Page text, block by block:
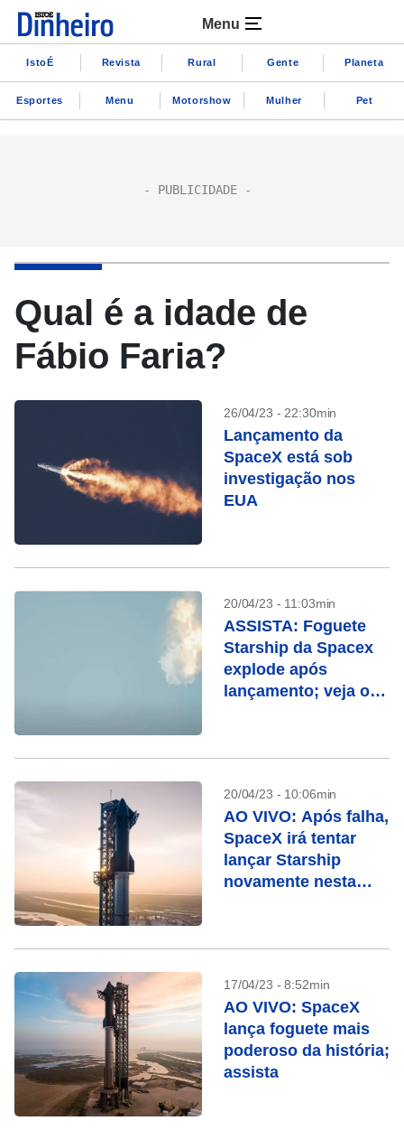
Menu
IstoÉ Revista Rural Gente Planeta
Esportes Menu Motorshow Mulher Pet
Qual é a idade de
Fábio Faria?
26/04/23 - 22:30min
Lançamento da
SpaceX está sob
investigação nos
EUA
20/04/23 - 11:03min
ASSISTA: Foguete
Starship da Spacex
explode após
lançamento; veja o
20/04/23 - 10:06min
AO VIVO: Após falha,
SpaceX irá tentar
lançar Starship
novamente nesta
17/04/23 - 8:52min
AO VIVO: SpaceX
lança foguete mais
poderoso da história;
assista